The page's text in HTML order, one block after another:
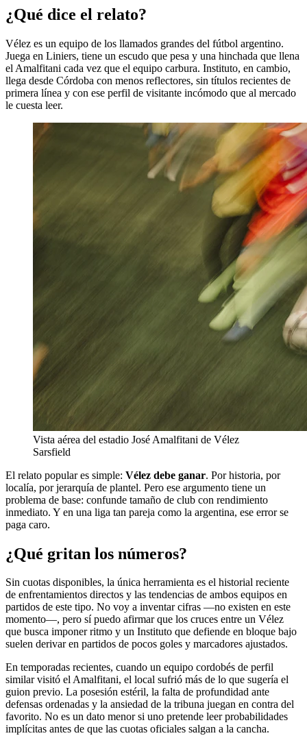
¿Qué dice el relato?
Vélez es un equipo de los llamados grandes del fútbol argentino.
Juega en Liniers, tiene un escudo que pesa y una hinchada que llena
el Amalfitani cada vez que el equipo carbura. Instituto, en cambio,
llega desde Córdoba con menos reflectores, sin títulos recientes de
primera línea y con ese perfil de visitante incómodo que al mercado
le cuesta leer.
Vista aérea del estadio José Amalfitani de Vélez
Sarsfield
El relato popular es simple: Vélez debe ganar. Por historia, por
localía, por jerarquía de plantel. Pero ese argumento tiene un
problema de base: confunde tamaño de club con rendimiento
inmediato. Y en una liga tan pareja como la argentina, ese error se
paga caro.
¿Qué gritan los números?
Sin cuotas disponibles, la única herramienta es el historial reciente
de enfrentamientos directos y las tendencias de ambos equipos en
partidos de este tipo. No voy a inventar cifras —no existen en este
momento—, pero sí puedo afirmar que los cruces entre un Vélez
que busca imponer ritmo y un Instituto que defiende en bloque bajo
suelen derivar en partidos de pocos goles y marcadores ajustados.
En temporadas recientes, cuando un equipo cordobés de perfil
similar visitó el Amalfitani, el local sufrió más de lo que sugería el
guion previo. La posesión estéril, la falta de profundidad ante
defensas ordenadas y la ansiedad de la tribuna juegan en contra del
favorito. No es un dato menor si uno pretende leer probabilidades
implícitas antes de que las cuotas oficiales salgan a la cancha.